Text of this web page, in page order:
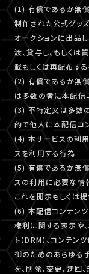
(1) 有償であるか無償
制作された公式グッ
オークションに出品
渡、貸与し、もしくは
載もしくは再配布す
(2) 有償であるか無償
は多数の者に本配信
(3) 不特定又は多数
的で他人に本配信コ
(4) 本サービスの利
スを利用する行為
(5) 有償であるか無償
スの利用に必要な情
これを開示もしくは
(6) 本配信コンテン
権利に関する表示や
ト（DRM）、コンテ
御のためのあらゆる手
を、削除、変更、迂